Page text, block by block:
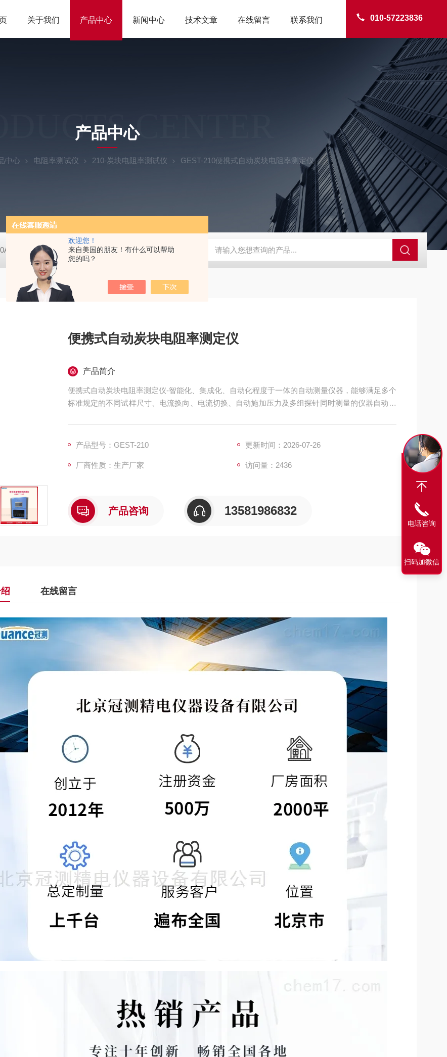
欢迎您！
来自美国的朋友！有什么可以帮助
您的吗？
010-57223836
关于我们 产品中心 新闻中心 技术文章 在线留言 联系我们
CENTER
产品中心
中心 电阻率测试仪 210-炭块电阻率测试仪 GEST-210便携式自动炭块电阻率测定仪
微动摩擦磨损实验机 GCDDJ-50Kv电压击穿试验仪-微机控制 GCDDJ-50Kv绝缘材料电压击穿强度试验机 GCDDJ-100Kv
便携式自动炭块电阻率测定仪
产品简介
便携式自动炭块电阻率测定仪-智能化、集成化、自动化程度于一体的自动测量仪器，能够满足多个
标准规定的不同试样尺寸、电流换向、电流切换、自动施加压力及多组探针同时测量的仪器自动化
产品型号：GEST-210 更新时间：2026-07-26
厂商性质：生产厂家 访问量：2436
产品咨询 13581986832
在线留言
电话咨询
扫码加微信